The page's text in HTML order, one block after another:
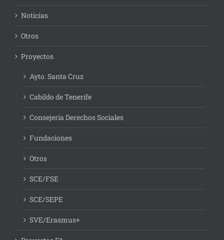
Noticias
Otros
Proyectos
Ayto. Santa Cruz
Cabildo de Tenerife
Consejería Derechos Sociales
Fundaciones
Otros
SCE/FSE
SCE/SEPE
SVE/Erasmus+